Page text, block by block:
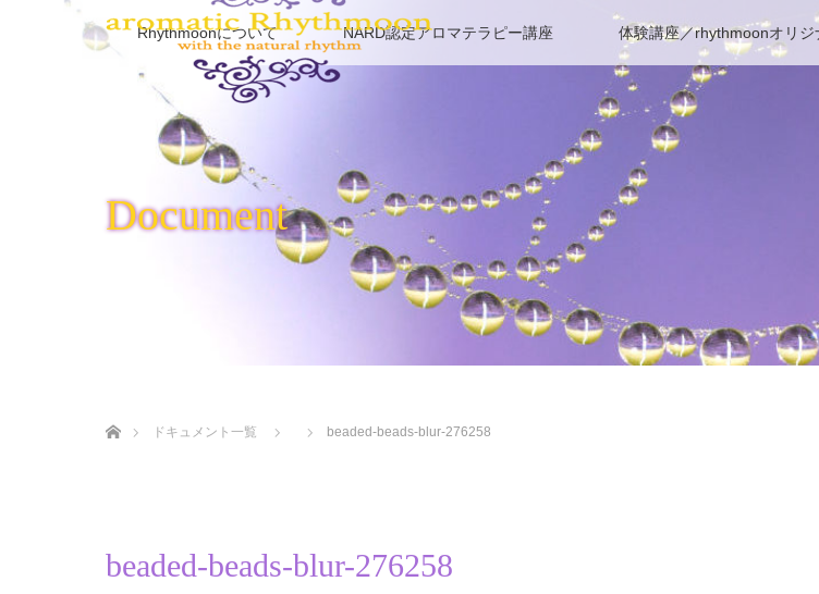
Rhythmoonについて NARD認定アロマテラピー講座 体験講座／rhythmoonオリジ
Document
ドキュメント一覧
beaded-beads-blur-276258
beaded-beads-blur-276258